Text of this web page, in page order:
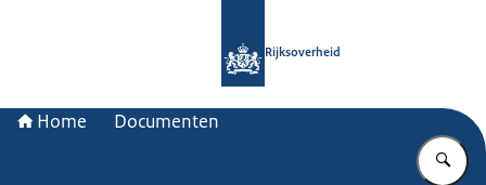
Rijksoverheid
Home Documenten